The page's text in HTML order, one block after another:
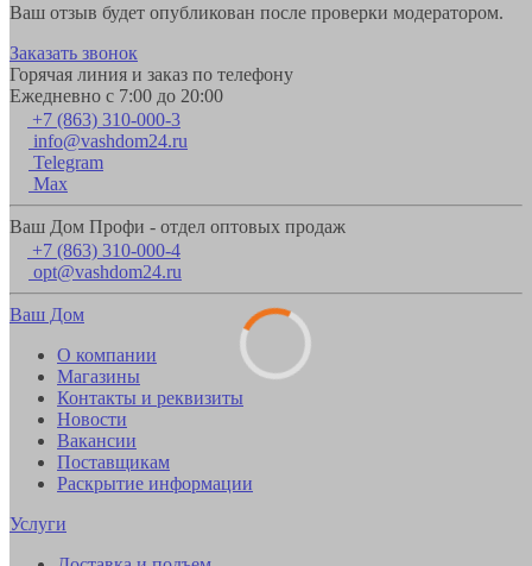
Ваш отзыв будет опубликован после проверки модератором.
Заказать звонок
Горячая линия и заказ по телефону
Ежедневно с 7:00 до 20:00
+7 (863) 310-000-3
info@vashdom24.ru
Telegram
Max
Ваш Дом Профи - отдел оптовых продаж
+7 (863) 310-000-4
opt@vashdom24.ru
Ваш Дом
О компании
Магазины
Контакты и реквизиты
Новости
Вакансии
Поставщикам
Раскрытие информации
Услуги